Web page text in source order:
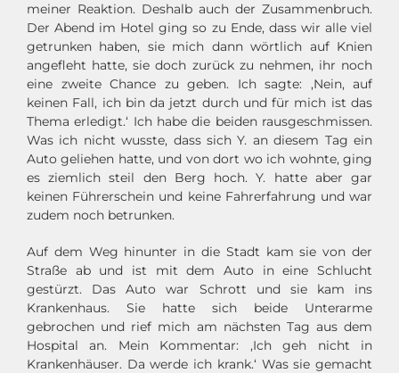
meiner Reaktion. Deshalb auch der Zusammenbruch.
Der Abend im Hotel ging so zu Ende, dass wir alle viel
getrunken haben, sie mich dann wörtlich auf Knien
angefleht hatte, sie doch zurück zu nehmen, ihr noch
eine zweite Chance zu geben. Ich sagte: ‚Nein, auf
keinen Fall, ich bin da jetzt durch und für mich ist das
Thema erledigt.‘ Ich habe die beiden rausgeschmissen.
Was ich nicht wusste, dass sich Y. an diesem Tag ein
Auto geliehen hatte, und von dort wo ich wohnte, ging
es ziemlich steil den Berg hoch. Y. hatte aber gar
keinen Führerschein und keine Fahrerfahrung und war
zudem noch betrunken.
Auf dem Weg hinunter in die Stadt kam sie von der
Straße ab und ist mit dem Auto in eine Schlucht
gestürzt. Das Auto war Schrott und sie kam ins
Krankenhaus. Sie hatte sich beide Unterarme
gebrochen und rief mich am nächsten Tag aus dem
Hospital an. Mein Kommentar: ‚Ich geh nicht in
Krankenhäuser. Da werde ich krank.‘ Was sie gemacht